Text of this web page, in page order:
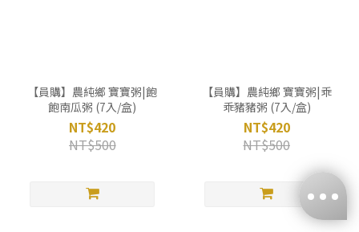
【員購】農純鄉 寶寶粥|飽
飽南瓜粥 (7入/盒)
NT$420
NT$500
【員購】農純鄉 寶寶粥|乖
乖豬豬粥 (7入/盒)
NT$420
NT$500